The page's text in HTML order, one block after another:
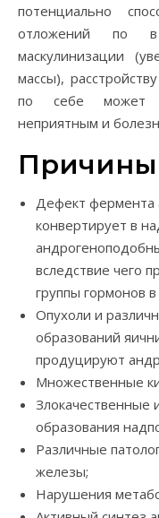
потенциально
отложений по в
маскулинизации
массы),
по себе может
неприятным и
Причины
Дефект фермента
конвертирует в
вследствие чего
группы гормонов в
Опухоли и
образований
продуцируют
Множественные
Злокачественные
образования
Различные
железы;
Нарушения